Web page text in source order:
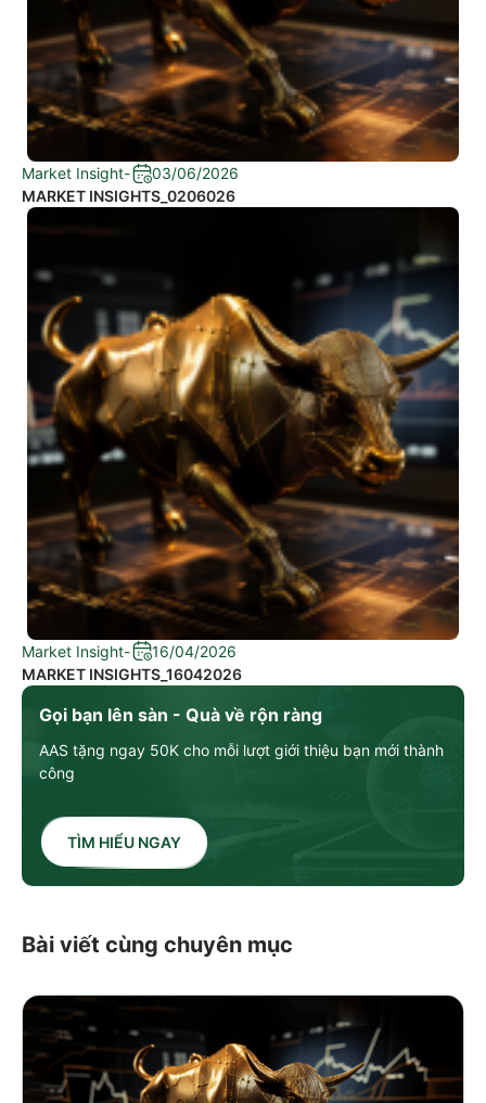
Gọi bạn lên sàn - Quà về rộn ràng
AAS tặng ngay 50K cho mỗi lượt giới thiệu bạn mới thành
công
TÌM HIỂU NGAY
Market Insight-
03/06/2026
MARKET INSIGHTS_0206026
Market Insight-
16/04/2026
MARKET INSIGHTS_16042026
Bài viết cùng chuyên mục